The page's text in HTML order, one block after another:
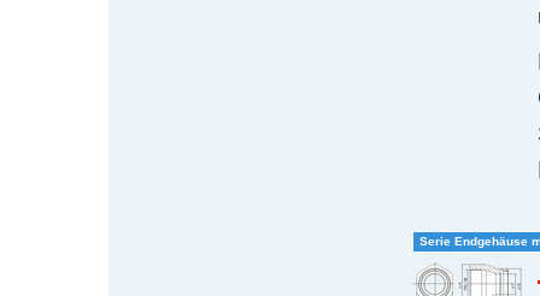
Serie Endgehäuse